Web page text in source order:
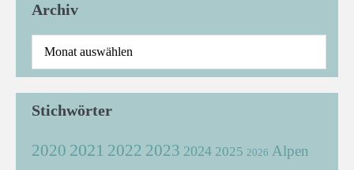
Archiv
Stichwörter
2020 2021 2022 2023 2024 2025 2026 Alpen